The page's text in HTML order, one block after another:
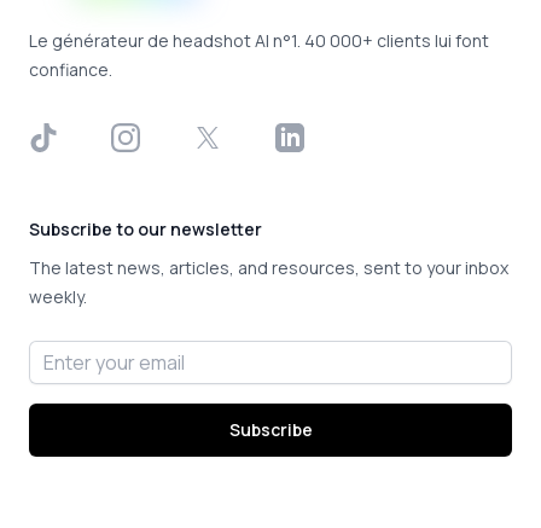
Le générateur de headshot AI n°1. 40 000+ clients lui font
confiance.
TikTok InstagramX LinkedIn
Subscribe to our newsletter
The latest news, articles, and resources, sent to your inbox
weekly.
Email address
Subscribe